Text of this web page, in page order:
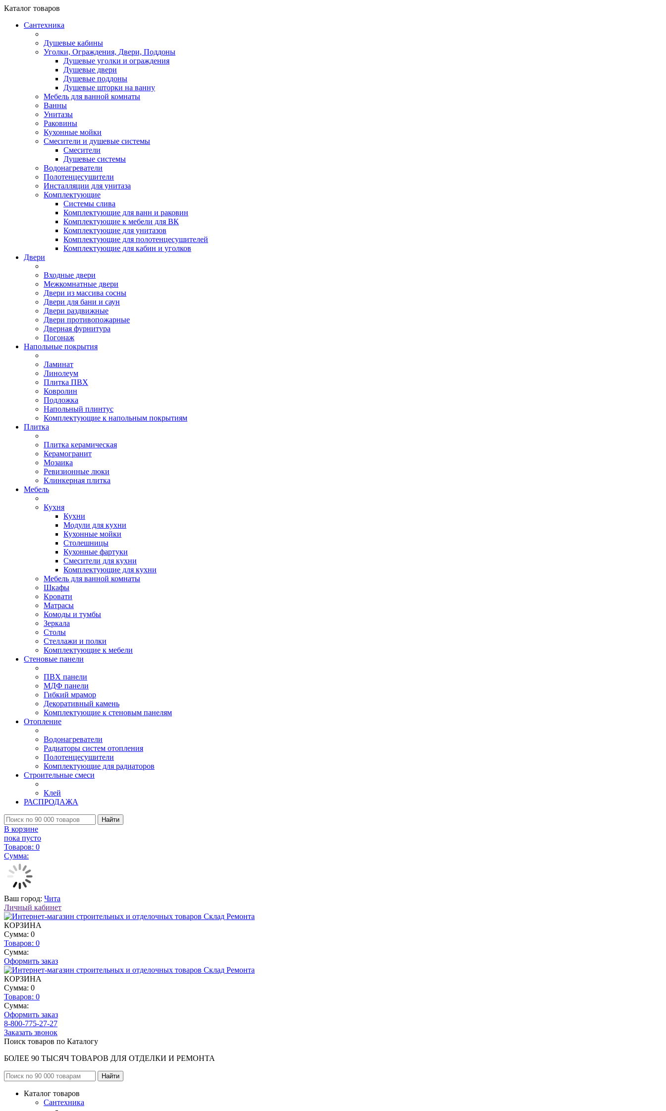
Каталог товаров
Сантехника
Душевые кабины
Уголки, Ограждения, Двери, Поддоны
Душевые уголки и ограждения
Душевые двери
Душевые поддоны
Душевые шторки на ванну
Мебель для ванной комнаты
Ванны
Унитазы
Раковины
Кухонные мойки
Смесители и душевые системы
Смесители
Душевые системы
Водонагреватели
Полотенцесушители
Инсталляции для унитаза
Комплектующие
Системы слива
Комплектующие для ванн и раковин
Комплектующие к мебели для ВК
Комплектующие для унитазов
Комплектующие для полотенцесушителей
Комплектующие для кабин и уголков
Двери
Входные двери
Межкомнатные двери
Двери из массива сосны
Двери для бани и саун
Двери раздвижные
Двери противопожарные
Дверная фурнитура
Погонаж
Напольные покрытия
Ламинат
Линолеум
Плитка ПВХ
Ковролин
Подложка
Напольный плинтус
Комплектующие к напольным покрытиям
Плитка
Плитка керамическая
Керамогранит
Мозаика
Ревизионные люки
Клинкерная плитка
Мебель
Кухня
Кухни
Модули для кухни
Кухонные мойки
Столешницы
Кухонные фартуки
Смесители для кухни
Комплектующие для кухни
Мебель для ванной комнаты
Шкафы
Кровати
Матрасы
Комоды и тумбы
Зеркала
Столы
Стеллажи и полки
Комплектующие к мебели
Стеновые панели
ПВХ панели
МДФ панели
Гибкий мрамор
Декоративный камень
Комплектующие к стеновым панелям
Отопление
Водонагреватели
Радиаторы систем отопления
Полотенцесушители
Комплектующие для радиаторов
Строительные смеси
Клей
РАСПРОДАЖА
Найти
В корзине
пока пусто
Товаров: 0
Сумма:
Ваш город: Чита
Личный кабинет
КОРЗИНА
Сумма: 0
Товаров: 0
Сумма:
Оформить заказ
КОРЗИНА
Сумма: 0
Товаров: 0
Сумма:
Оформить заказ
8-800-775-27-27
Заказать звонок
Поиск товаров по Каталогу
БОЛЕЕ 90 ТЫСЯЧ ТОВАРОВ ДЛЯ ОТДЕЛКИ И РЕМОНТА
Каталог товаров
Сантехника